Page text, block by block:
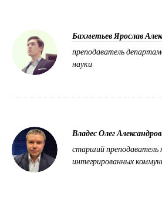
Бахметьев Ярослав
преподаватель
науки
Владес Олег
старший преподаватель
интегрированных